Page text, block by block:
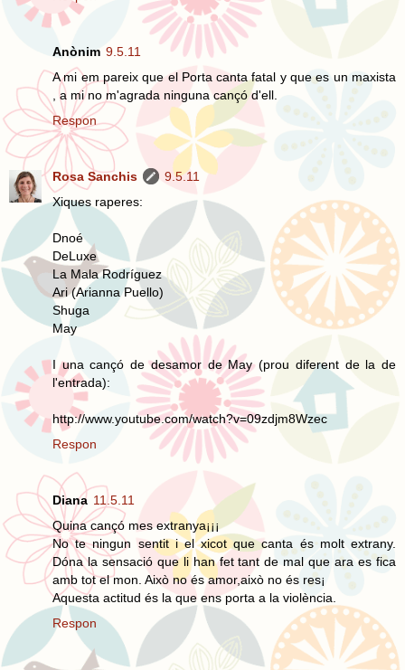
Anònim 9.5.11
A mi em pareix que el Porta canta fatal y que es un maxista
, a mi no m'agrada ninguna cançó d'ell.
Respon
Rosa Sanchis
9.5.11
Xiques raperes:
Dnoé
DeLuxe
La Mala Rodríguez
Ari (Arianna Puello)
Shuga
May
I una cançó de desamor de May (prou diferent de la de
l'entrada):
http://www.youtube.com/watch?v=09zdjm8Wzec
Respon
Diana 11.5.11
Quina cançó mes extranya¡¡¡
No te ningun sentit i el xicot que canta és molt extrany.
Dóna la sensació que li han fet tant de mal que ara es fica
amb tot el mon. Això no és amor,això no és res¡
Aquesta actitud és la que ens porta a la violència.
Respon